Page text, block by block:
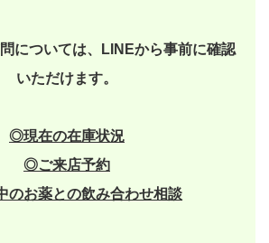
については、LINEから事前に確認
いただけます。
◎現在の在庫状況
◎ご来店予約
のお薬との飲み合わせ相談